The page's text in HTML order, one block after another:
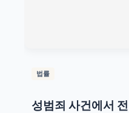
법률
성범죄 사건에서